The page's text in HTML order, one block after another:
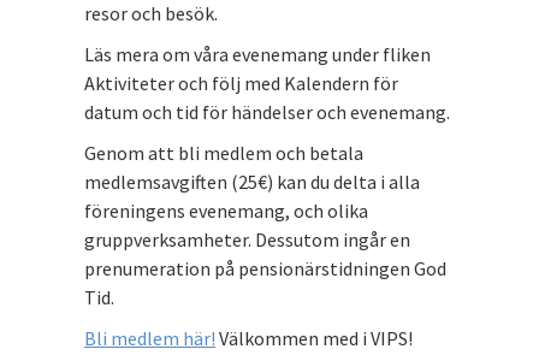
resor och besök.
Läs mera om våra evenemang under fliken
Aktiviteter och följ med Kalendern för
datum och tid för händelser och evenemang.
Genom att bli medlem och betala
medlemsavgiften (25€) kan du delta i alla
föreningens evenemang, och olika
gruppverksamheter. Dessutom ingår en
prenumeration på pensionärstidningen God
Tid.
Bli medlem här! Välkommen med i VIPS!